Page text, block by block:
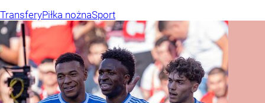
TransferyPiłka nożnaSport